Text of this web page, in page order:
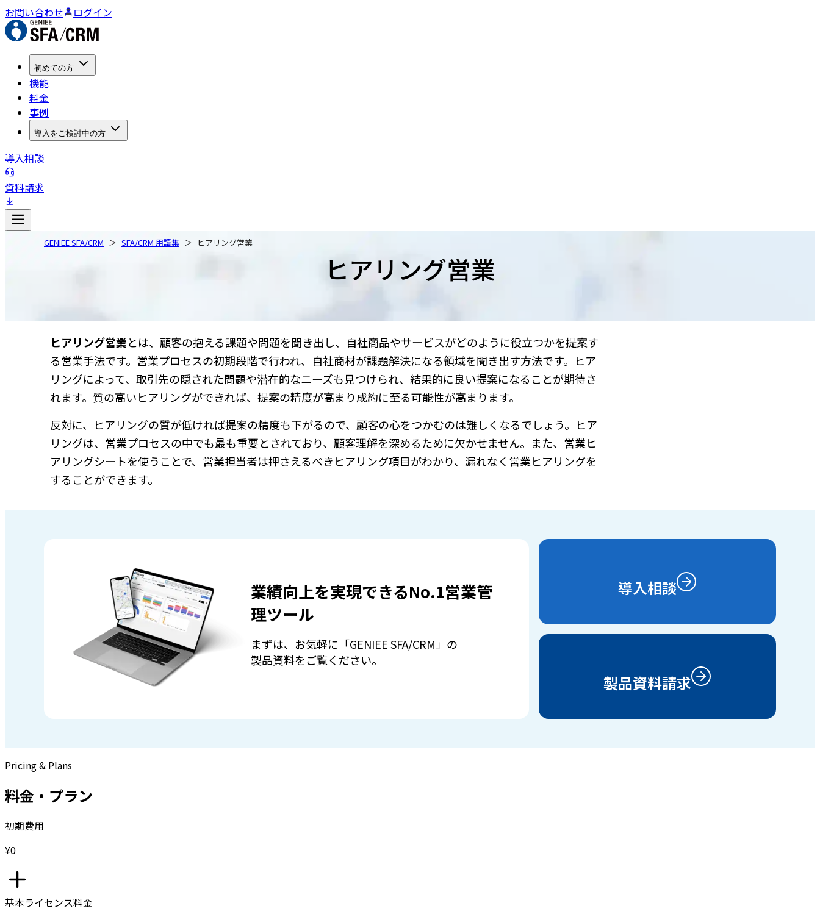
お問い合わせ ログイン
初めての方
機能
料金
事例
導入をご検討中の方
導入相談
資料請求
GENIEE SFA/CRM SFA/CRM 用語集 ヒアリング営業
ヒアリング営業
ヒアリング営業とは、顧客の抱える課題や問題を聞き出し、自社商品やサービスがどのように役立つかを提案す
る営業手法です。営業プロセスの初期段階で行われ、自社商材が課題解決になる領域を聞き出す方法です。ヒア
リングによって、取引先の隠された問題や潜在的なニーズも見つけられ、結果的に良い提案になることが期待さ
れます。質の高いヒアリングができれば、提案の精度が高まり成約に至る可能性が高まります。
反対に、ヒアリングの質が低ければ提案の精度も下がるので、顧客の心をつかむのは難しくなるでしょう。ヒア
リングは、営業プロセスの中でも最も重要とされており、顧客理解を深めるために欠かせません。また、営業ヒ
アリングシートを使うことで、営業担当者は押さえるべきヒアリング項目がわかり、漏れなく営業ヒアリングを
することができます。
業績向上を実現できるNo.1営業管
理ツール
まずは、お気軽に「GENIEE SFA/CRM」の
製品資料をご覧ください。
導入相談
製品資料請求
Pricing & Plans
料金・プラン
初期費用
¥0
基本ライセンス料金